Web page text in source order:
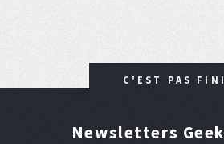
C'EST PAS
Newsletters